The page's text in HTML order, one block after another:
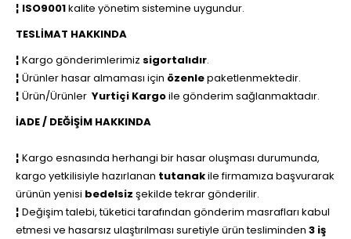
¦ ISO9001kalite yönetim sistemine uygundur.
TESLİMAT HAKKINDA
¦ Kargo gönderimlerimiz sigortalıdır.
¦ Ürünler hasar almaması için özenlepaketlenmektedir.
¦ Ürün/Ürünler Yurtiçi Kargoile gönderim sağlanmaktadır.
İADE / DEĞİŞİM HAKKINDA
¦ Kargo esnasında herhangi bir hasar oluşması durumunda,
kargo yetkilisiyle hazırlanan tutanakile firmamıza başvurarak
ürünün yenisi bedelsiz şekilde tekrar gönderilir.
¦ Değişim talebi, tüketici tarafından gönderim masrafları kabul
etmesi ve hasarsız ulaştırılması suretiyle ürün tesliminden 3 iş